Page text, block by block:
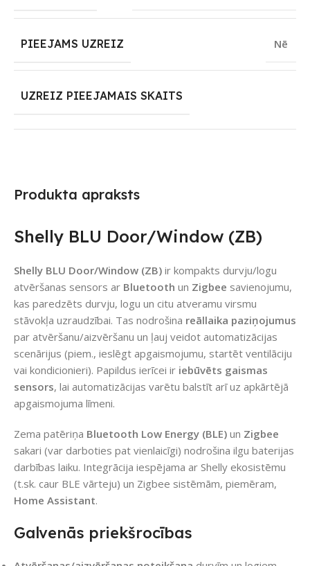
Produkta apraksts
Shelly BLU Door/Window (ZB)
Shelly BLU Door/Window (ZB) ir kompakts durvju/logu
atvēršanas sensors ar Bluetooth un Zigbee savienojumu,
kas paredzēts durvju, logu un citu atveramu virsmu
stāvokļa uzraudzībai. Tas nodrošina reāllaika paziņojumus
par atvēršanu/aizvēršanu un ļauj veidot automatizācijas
scenārijus (piem., ieslēgt apgaismojumu, startēt ventilāciju
vai kondicionieri). Papildus ierīcei ir iebūvēts gaismas
sensors, lai automatizācijas varētu balstīt arī uz apkārtējā
apgaismojuma līmeni.
Zema patēriņa Bluetooth Low Energy (BLE) un Zigbee
sakari (var darboties pat vienlaicīgi) nodrošina ilgu baterijas
darbības laiku. Integrācija iespējama ar Shelly ekosistēmu
(t.sk. caur BLE vārteju) un Zigbee sistēmām, piemēram,
Home Assistant.
Galvenās priekšrocības
PIEEJAMS UZREIZ Nē
UZREIZ PIEEJAMAIS SKAITS